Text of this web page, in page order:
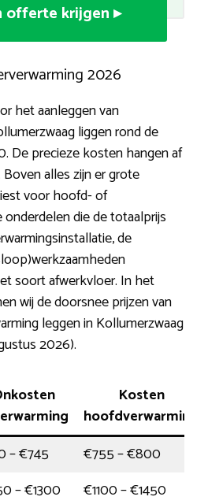
offerte krijgen ▸
2026
het aanleggen van
liggen rond de
De precieze kosten hangen af
alles zijn er grote
voor hoofd- of
onderdelen die de totaalprijs
de
soort afwerkvloer. In het
wij de doorsnee prijzen van
leggen in Kollumerzwaag
2026).
Kosten
hoofdverwarming
– €745
€755 – €800
– €1300
€1100 – €1450